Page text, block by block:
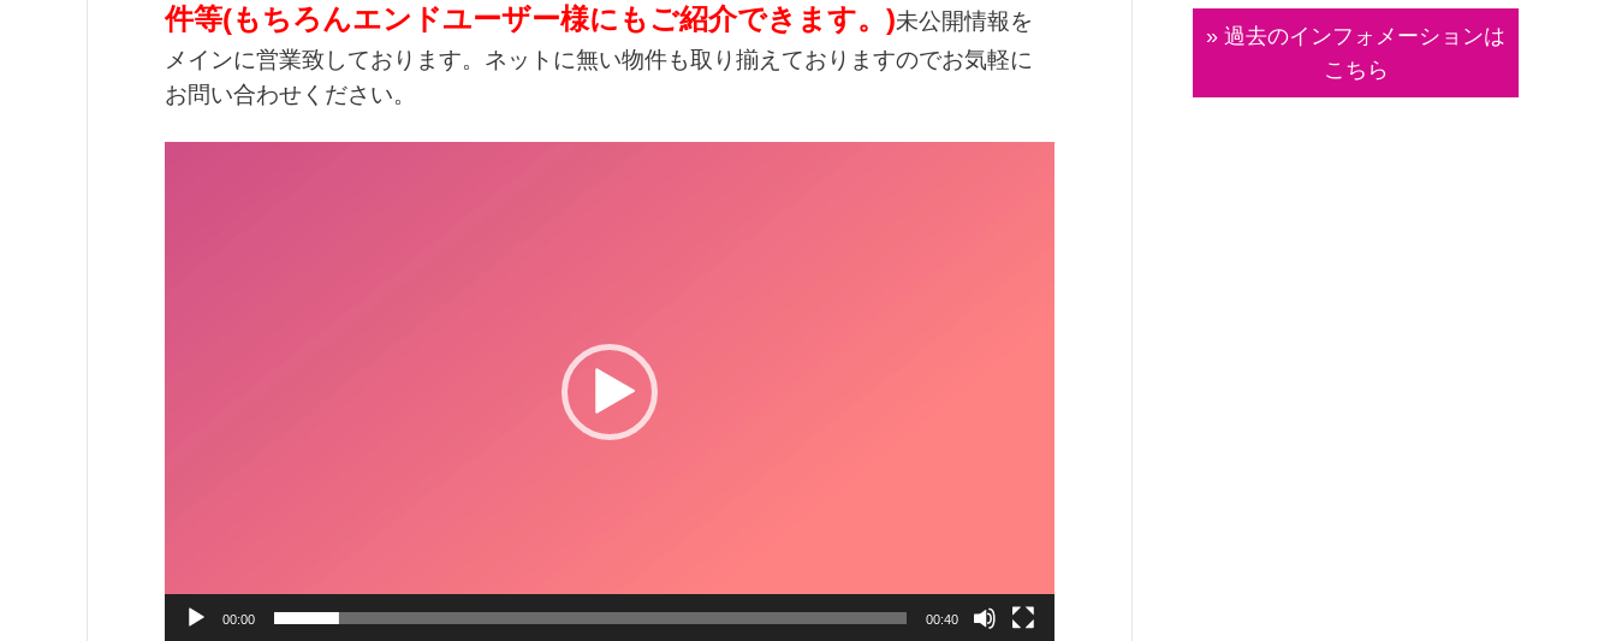
件等(もちろんエンドユーザー様にもご紹介できます。)未公開情報を
メインに営業致しております。ネットに無い物件も取り揃えておりますのでお気軽に
お問い合わせください。
00:00 00:40
» 過去のインフォメーションは
こちら